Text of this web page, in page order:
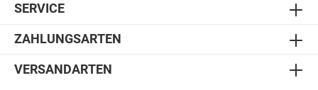
SERVICE
ZAHLUNGSARTEN
VERSANDARTEN